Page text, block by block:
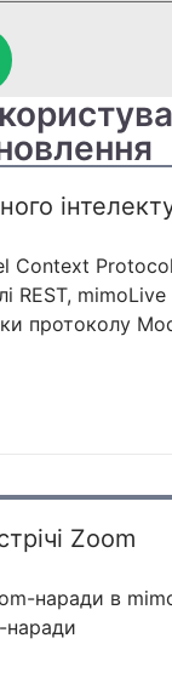
Context
REST,
протоколу
Zoom
наради в